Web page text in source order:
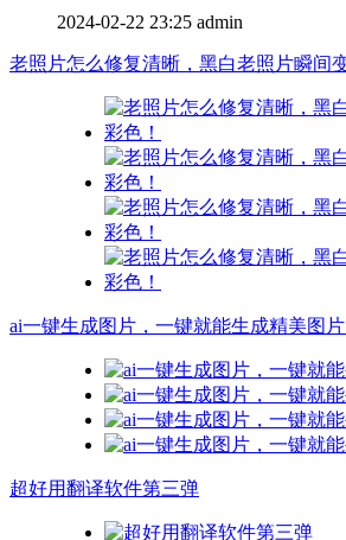
2024-02-22 23:25 admin
老照片怎么修复清晰，黑白老照片瞬间
ai一键生成图片，一键就能生成精美图片
超好用翻译软件第三弹